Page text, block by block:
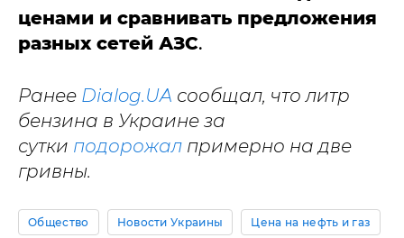
ценами и сравнивать предложения
разных сетей АЗС.
Ранее Dialog.UA сообщал, что литр
бензина в Украине за
сутки подорожал примерно на две
гривны.
Общество Новости Украины Цена на нефть и газ